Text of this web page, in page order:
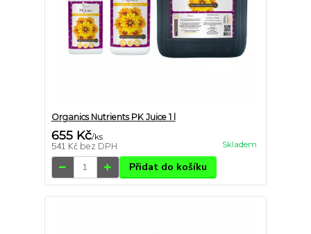
Organics Nutrients PK Juice 1 l
655 Kč/ks
541 Kč bez DPH Skladem
Přidat do košíku